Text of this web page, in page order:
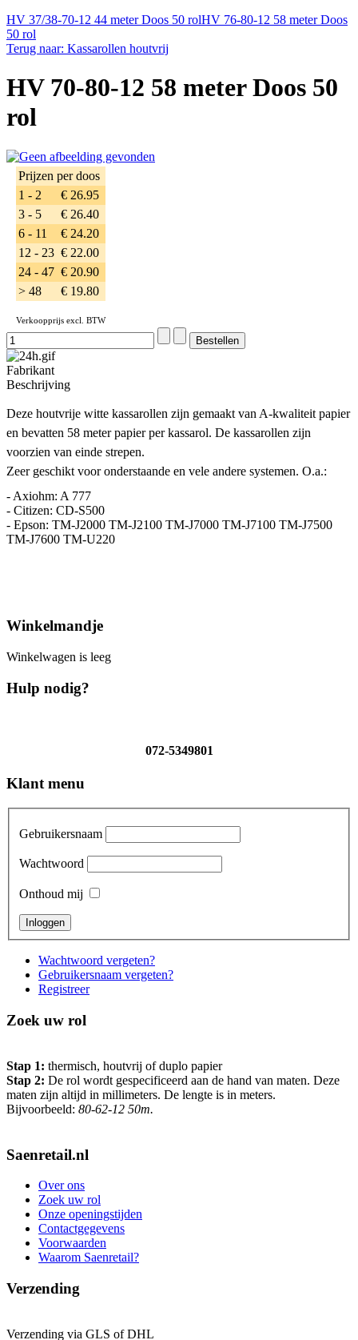
HV 37/38-70-12 44 meter Doos 50 rolHV 76-80-12 58 meter Doos
50 rol
Terug naar: Kassarollen houtvrij
HV 70-80-12 58 meter Doos 50
rol
Prijzen per doos
1 - 2
€ 26.95
3 - 5
€ 26.40
6 - 11
€ 24.20
12 - 23 € 22.00
24 - 47 € 20.90
> 48
€ 19.80
Verkoopprijs excl. BTW
Fabrikant
Beschrijving
Deze houtvrije witte kassarollen zijn gemaakt van A-kwaliteit papier
en bevatten 58 meter papier per kassarol. De kassarollen zijn
voorzien van einde strepen.
Zeer geschikt voor onderstaande en vele andere systemen. O.a.:
- Axiohm: A 777
- Citizen: CD-S500
- Epson: TM-J2000 TM-J2100 TM-J7000 TM-J7100 TM-J7500
TM-J7600 TM-U220
Winkelmandje
Winkelwagen is leeg
Hulp nodig?
072-5349801
Klant menu
Gebruikersnaam
Wachtwoord
Onthoud mij
Wachtwoord vergeten?
Gebruikersnaam vergeten?
Registreer
Zoek uw rol
Stap 1: thermisch, houtvrij of duplo papier
Stap 2: De rol wordt gespecificeerd aan de hand van maten. Deze
maten zijn altijd in millimeters. De lengte is in meters.
Bijvoorbeeld: 80-62-12 50m.
Saenretail.nl
Over ons
Zoek uw rol
Onze openingstijden
Contactgegevens
Voorwaarden
Waarom Saenretail?
Verzending
Verzending via GLS of DHL